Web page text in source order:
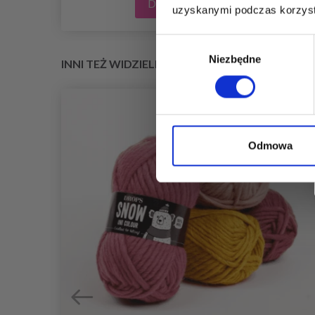
uzyskanymi podczas
zgody
Niezbędne
Odmowa
Dodaj do koszyka
INNI TEŻ WIDZIELI